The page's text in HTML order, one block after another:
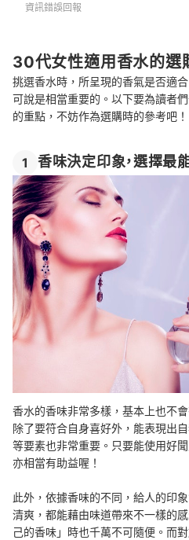
總結
資訊錯誤回報
30代女性適用香水的選
挑選香水時，所呈現的香氣是否適
可說是相當重要的。以下要為讀者
的重點，不妨作為選購時的參考吧！
1 香味決定印象，選擇最
香水的香味非常多樣，基本上也不
除了要符合自身喜好外，能表現出
等要素也非常重要。只要能使用好
亦相當有助益喔！
此外，依據香味的不同，給人的印
清爽，都能藉由味道帶來不一樣的
己的香味」時也千萬不可隨便。而